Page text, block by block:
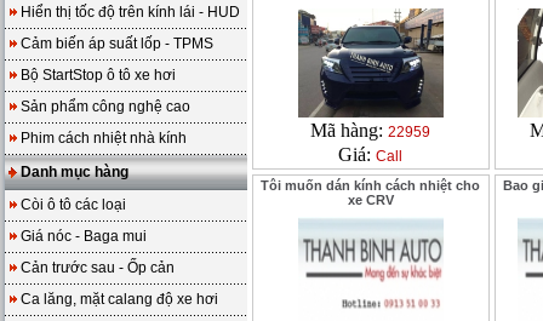
Hiển thị tốc độ trên kính lái - HUD
Cảm biến áp suất lốp - TPMS
Bộ StartStop ô tô xe hơi
Sản phẩm công nghệ cao
Phim cách nhiệt nhà kính
Danh mục hàng
Còi ô tô các loại
Giá nóc - Baga mui
Cản trước sau - Ốp cản
Ca lăng, mặt calang độ xe hơi
Mã hàng:22959
Giá:Call
Tôi muốn dán kính cách nhiệt cho
xe CRV
Bao